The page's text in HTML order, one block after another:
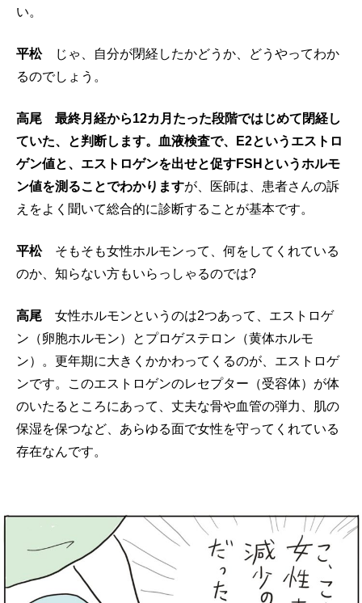
い。
平松じゃ、自分が閉経したかどうか、どうやってわか
るのでしょう。
高尾
最終月経から12カ月たった段階ではじめて閉経し
ていた、と判断します。血液検査で、E2というエストロ
ゲン値と、エストロゲンを出せと促すFS Hというホルモ
ン値を測ることでわかりますが、医師は、患者さんの訴
えをよく聞いて総合的に診断することが基本です。
平松そもそも女性ホルモンって、何をしてくれている
のか、知らない方もいらっしゃるのでは?
高尾 女性ホルモンというのは2つあって、エストロゲ
ン（卵胞ホルモン）とプロゲステロン（黄体ホルモ
ン）。更年期に大きくかかわってくるのが、エストロゲ
ンです。このエストロゲンのレセプター（受容体）が体
のいたるところにあって、丈夫な骨や血管の弾力、肌の
保湿を保つなど、あらゆる面で女性を守ってくれている
存在なんです。